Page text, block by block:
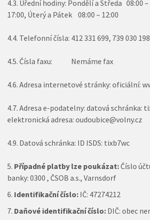
4.3. Úřední hodiny: Pondělí a Středa 08:00 –
17:00, Úterý a Pátek 08:00 – 12:00
4.4. Telefonní čísla: 412 331 699, 739 030 198
4.5. Čísla faxu: Nemáme fax
4.6. Adresa internetové stránky: oficiální:
4.7. Adresa e-podatelny: datová schránka:
elektronická adresa: oudoubice@volny.cz
4.9. Datová schránka: ID ISDS: tixb7wc
Případné platby lze poukázat: Číslo
banky: 0300 , ČSOB a.s., Varnsdorf
Identifikační číslo: IČ: 47274212
Daňové identifikační číslo: DIČ: obec